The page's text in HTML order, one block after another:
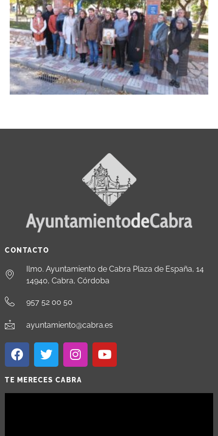
CONTACTO
Ilmo. Ayuntamiento de Cabra Plaza de España, 14
14940, Cabra, Córdoba
957 52 00 50
ayuntamiento@cabra.es
TE MERECES CABRA